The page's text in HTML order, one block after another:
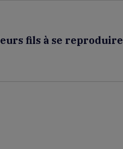
fils à se reproduire